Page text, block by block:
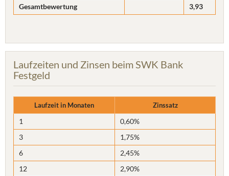
Gesamtbewertung
3,93
Laufzeiten und Zinsen beim SWK Bank
Festgeld
Laufzeit in Monaten Zinssatz
1
0,60%
3
1,75%
6
2,45%
12
2,90%